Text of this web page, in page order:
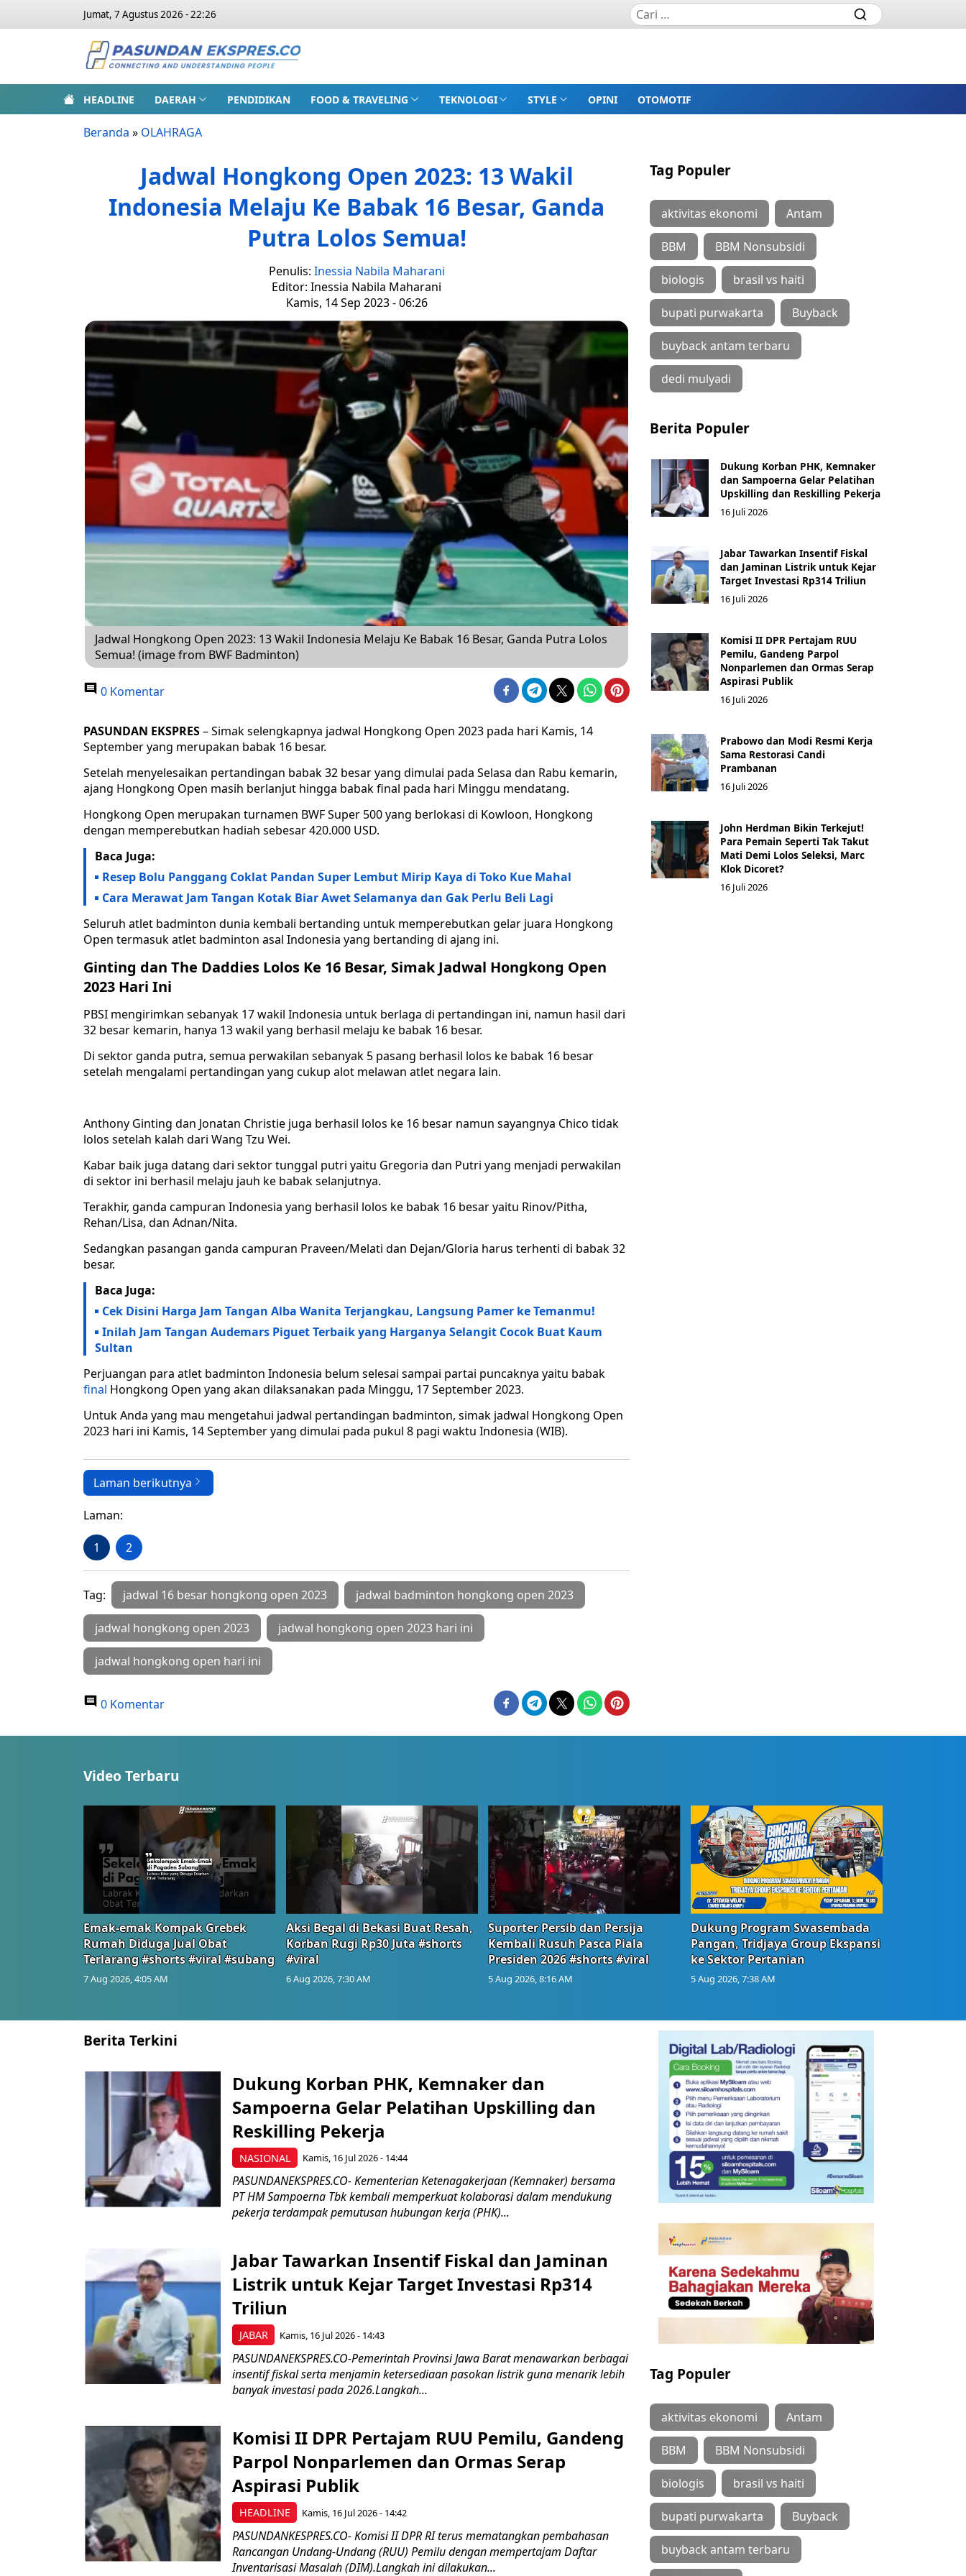
Jumat, 7 Agustus 2026 - 22:26
HEADLINE DAERAH PENDIDIKAN FOOD & TRAVELING TEKNOLOGI STYLE OPINI OTOMOTIF
Beranda » OLAHRAGA
Jadwal Hongkong Open 2023: 13 Wakil
Indonesia Melaju Ke Babak 16 Besar, Ganda
Putra Lolos Semua!
Penulis: Inessia Nabila Maharani
Editor: Inessia Nabila Maharani
Kamis, 14 Sep 2023 - 06:26
Jadwal Hongkong Open 2023: 13 Wakil Indonesia Melaju Ke Babak 16 Besar, Ganda Putra Lolos
Semua! (image from BWF Badminton)
0 Komentar
PASUNDAN EKSPRES– Simak selengkapnya jadwal Hongkong Open 2023 pada hari Kamis, 14
September yang merupakan babak 16 besar.
Setelah menyelesaikan pertandingan babak 32 besar yang dimulai pada Selasa dan Rabu kemarin,
ajang Hongkong Open masih berlanjut hingga babak final pada hari Minggu mendatang.
Hongkong Open merupakan turnamen BWF Super 500 yang berlokasi di Kowloon, Hongkong
dengan memperebutkan hadiah sebesar 420.000 USD.
Baca Juga:
Resep Bolu Panggang Coklat Pandan Super Lembut Mirip Kaya di Toko Kue Mahal
Cara Merawat Jam Tangan Kotak Biar Awet Selamanya dan Gak Perlu Beli Lagi
Seluruh atlet badminton dunia kembali bertanding untuk memperebutkan gelar juara Hongkong
Open termasuk atlet badminton asal Indonesia yang bertanding di ajang ini.
Ginting dan The Daddies Lolos Ke 16 Besar, Simak Jadwal Hongkong Open
2023 Hari Ini
PBSI mengirimkan sebanyak 17 wakil Indonesia untuk berlaga di pertandingan ini, namun hasil dari
32 besar kemarin, hanya 13 wakil yang berhasil melaju ke babak 16 besar.
Di sektor ganda putra, semua perwakilan sebanyak 5 pasang berhasil lolos ke babak 16 besar
setelah mengalami pertandingan yang cukup alot melawan atlet negara lain.
Anthony Ginting dan Jonatan Christie juga berhasil lolos ke 16 besar namun sayangnya Chico tidak
lolos setelah kalah dari Wang Tzu Wei.
Kabar baik juga datang dari sektor tunggal putri yaitu Gregoria dan Putri yang menjadi perwakilan
di sektor ini berhasil melaju jauh ke babak selanjutnya.
Terakhir, ganda campuran Indonesia yang berhasil lolos ke babak 16 besar yaitu Rinov/Pitha,
Rehan/Lisa, dan Adnan/Nita.
Sedangkan pasangan ganda campuran Praveen/Melati dan Dejan/Gloria harus terhenti di babak 32
besar.
Baca Juga:
Cek Disini Harga Jam Tangan Alba Wanita Terjangkau, Langsung Pamer ke Temanmu!
Inilah Jam Tangan Audemars Piguet Terbaik yang Harganya Selangit Cocok Buat Kaum
Sultan
Perjuangan para atlet badminton Indonesia belum selesai sampai partai puncaknya yaitu babak
final Hongkong Open yang akan dilaksanakan pada Minggu, 17 September 2023.
Untuk Anda yang mau mengetahui jadwal pertandingan badminton, simak jadwal Hongkong Open
2023 hari ini Kamis, 14 September yang dimulai pada pukul 8 pagi waktu Indonesia (WIB).
Laman berikutnya
Laman:
1 2
Tag: jadwal 16 besar hongkong open 2023 jadwal badminton hongkong open 2023
jadwal hongkong open 2023 jadwal hongkong open 2023 hari ini
jadwal hongkong open hari ini
0 Komentar
Tag Populer
aktivitas ekonomi Antam
BBM BBM Nonsubsidi
biologis brasil vs haiti
bupati purwakarta Buyback
buyback antam terbaru
dedi mulyadi
Berita Populer
Dukung Korban PHK, Kemnaker
dan Sampoerna Gelar Pelatihan
Upskilling dan Reskilling Pekerja
16 Juli 2026
Jabar Tawarkan Insentif Fiskal
dan Jaminan Listrik untuk Kejar
Target Investasi Rp314 Triliun
16 Juli 2026
Komisi II DPR Pertajam RUU
Pemilu, Gandeng Parpol
Nonparlemen dan Ormas Serap
Aspirasi Publik
16 Juli 2026
Prabowo dan Modi Resmi Kerja
Sama Restorasi Candi
Prambanan
16 Juli 2026
John Herdman Bikin Terkejut!
Para Pemain Seperti Tak Takut
Mati Demi Lolos Seleksi, Marc
Klok Dicoret?
16 Juli 2026
Video Terbaru
Emak-emak Kompak Grebek
Rumah Diduga Jual Obat
Terlarang #shorts #viral #subang
7 Aug 2026, 4:05 AM
Aksi Begal di Bekasi Buat Resah,
Korban Rugi Rp30 Juta #shorts
#viral
6 Aug 2026, 7:30 AM
Suporter Persib dan Persija
Kembali Rusuh Pasca Piala
Presiden 2026 #shorts #viral
5 Aug 2026, 8:16 AM
Dukung Program Swasembada
Pangan, Tridjaya Group Ekspansi
ke Sektor Pertanian
5 Aug 2026, 7:38 AM
Berita Terkini
NASIONAL
Dukung Korban PHK, Kemnaker dan
Sampoerna Gelar Pelatihan Upskilling dan
Reskilling Pekerja
Kamis, 16 Jul 2026 - 14:44
PASUNDANEKSPRES.CO- Kementerian Ketenagakerjaan (Kemnaker) bersama
PT HM Sampoerna Tbk kembali memperkuat kolaborasi dalam mendukung
pekerja terdampak pemutusan hubungan kerja (PHK)...
JABAR
Jabar Tawarkan Insentif Fiskal dan Jaminan
Listrik untuk Kejar Target Investasi Rp314
Triliun
Kamis, 16 Jul 2026 - 14:43
PASUNDANEKSPRES.CO-Pemerintah Provinsi Jawa Barat menawarkan berbagai
insentif fiskal serta menjamin ketersediaan pasokan listrik guna menarik lebih
banyak investasi pada 2026.Langkah...
HEADLINE
Komisi II DPR Pertajam RUU Pemilu, Gandeng
Parpol Nonparlemen dan Ormas Serap
Aspirasi Publik
Kamis, 16 Jul 2026 - 14:42
PASUNDANKESPRES.CO- Komisi II DPR RI terus mematangkan pembahasan
Rancangan Undang-Undang (RUU) Pemilu dengan mempertajam Daftar
Inventarisasi Masalah (DIM).Langkah ini dilakukan...
Tag Populer
aktivitas ekonomi Antam
BBM BBM Nonsubsidi
biologis brasil vs haiti
bupati purwakarta Buyback
buyback antam terbaru